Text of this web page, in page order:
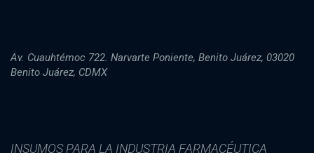
Av. Cuauhtémoc 722. Narvarte Poniente, Benito Juárez, 03020
Benito Juárez, CDMX
INSUMOS PARA LA INDUSTRIA FARMACÉUTICA